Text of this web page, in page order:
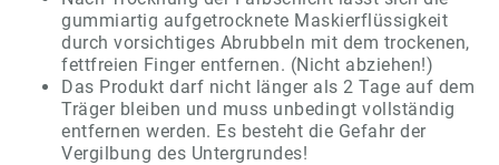
gummiartig aufgetrocknete Maskierflüssigkeit
durch vorsichtiges Abrubbeln mit dem trockenen,
fettfreien Finger entfernen. (Nicht abziehen!)
Das Produkt darf nicht länger als 2 Tage auf dem
Träger bleiben und muss unbedingt vollständig
entfernen werden. Es besteht die Gefahr der
Vergilbung des Untergrundes!